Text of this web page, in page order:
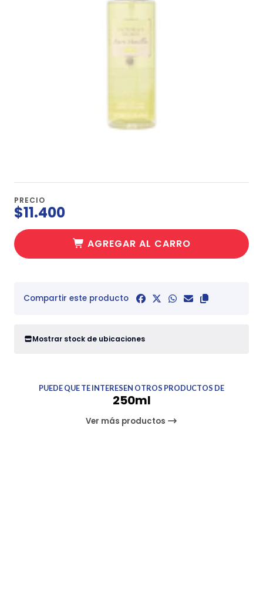
PRECIO
$11.400
AGREGAR AL CARRO
Compartir este producto
Mostrar stock de ubicaciones
PUEDE QUE TE INTERESEN OTROS PRODUCTOS DE
250ml
Ver más productos